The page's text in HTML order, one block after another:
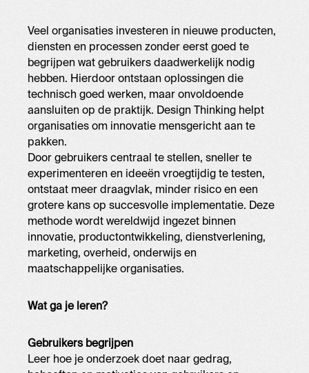
Veel organisaties investeren in nieuwe producten,
diensten en processen zonder eerst goed te
begrijpen wat gebruikers daadwerkelijk nodig
hebben. Hierdoor ontstaan oplossingen die
technisch goed werken, maar onvoldoende
aansluiten op de praktijk. Design Thinking helpt
organisaties om innovatie mensgericht aan te
pakken.
Door gebruikers centraal te stellen, sneller te
experimenteren en ideeën vroegtijdig te testen,
ontstaat meer draagvlak, minder risico en een
grotere kans op succesvolle implementatie. Deze
methode wordt wereldwijd ingezet binnen
innovatie, productontwikkeling, dienstverlening,
marketing, overheid, onderwijs en
maatschappelijke organisaties.
Wat ga je leren?
Gebruikers begrijpen
Leer hoe je onderzoek doet naar gedrag,